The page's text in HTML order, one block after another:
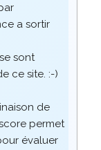
a sortir
sont
ce site. :-)
de
permet
évaluer